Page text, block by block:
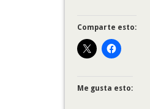
Comparte esto:
Me gusta esto: